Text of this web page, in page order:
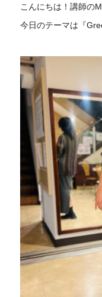
こんにちは！講師の
今日のテーマは『